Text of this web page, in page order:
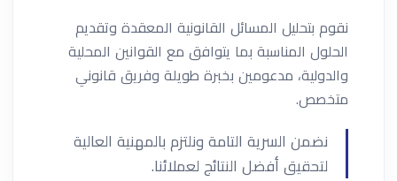
نقوم بتحليل المسائل القانونية المعقدة وتقديم
الحلول المناسبة بما يتوافق مع القوانين المحلية
والدولية، مدعومين بخبرة طويلة وفريق قانوني
متخصص.
نضمن السرية التامة ونلتزم بالمهنية العالية
لتحقيق أفضل النتائج لعملائنا.